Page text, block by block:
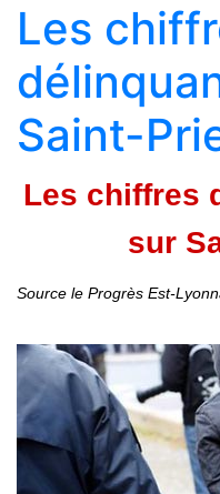
Les
Saint-
Les chiffres
sur
Source le Progrès Est-